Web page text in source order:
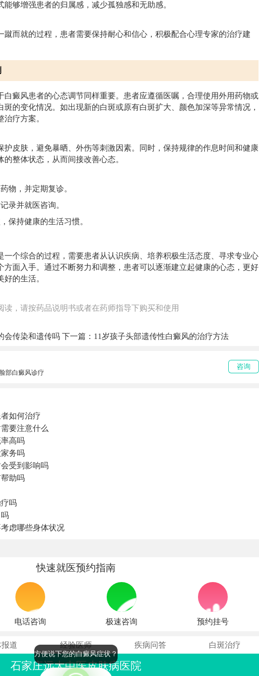
够增强患者的归属感，减少孤独感和无助感。
蹴而就的过程，患者需要保持耐心和信心，积极配合心理专家的治疗建
白癜风患者的心态调节同样重要。患者应遵循医嘱，合理使用外用药物或
的变化情况。如出现新的白斑或原有白斑扩大、颜色加深等异常情况，
疗方案。
护皮肤，避免暴晒、外伤等刺激因素。同时，保持规律的作息时间和健康
整体状态，从而间接改善心态。
物，并定期复诊。
录并就医咨询。
保持健康的生活习惯。
一个综合的过程，需要患者从认识疾病、培养积极生活态度、寻求专业心
方面入手。通过不断努力和调整，患者可以逐渐建立起健康的心态，更好
的生活。
，请按药品说明书或者在药师指导下购买和使用
会传染和遗传吗 下一篇： 11岁孩子头部遗传性白癜风的治疗方法
部白癜风诊疗
咨询
如何治疗
要注意什么
高吗
务吗
受到影响吗
助吗
吗
虑哪些身体状况
快速就医预约指南
电话咨询 极速咨询 预约挂号
道 经验医师 疾病问答 白斑治疗
石家庄远大中医皮肤病医院
方便说下您的白癜风症状？